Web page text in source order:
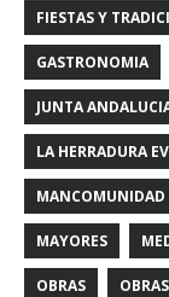
FIESTAS Y
GASTRONOMIA
JUNTA
LA HERRADURA
MANCOMUNIDAD
MAYORES
OBRAS